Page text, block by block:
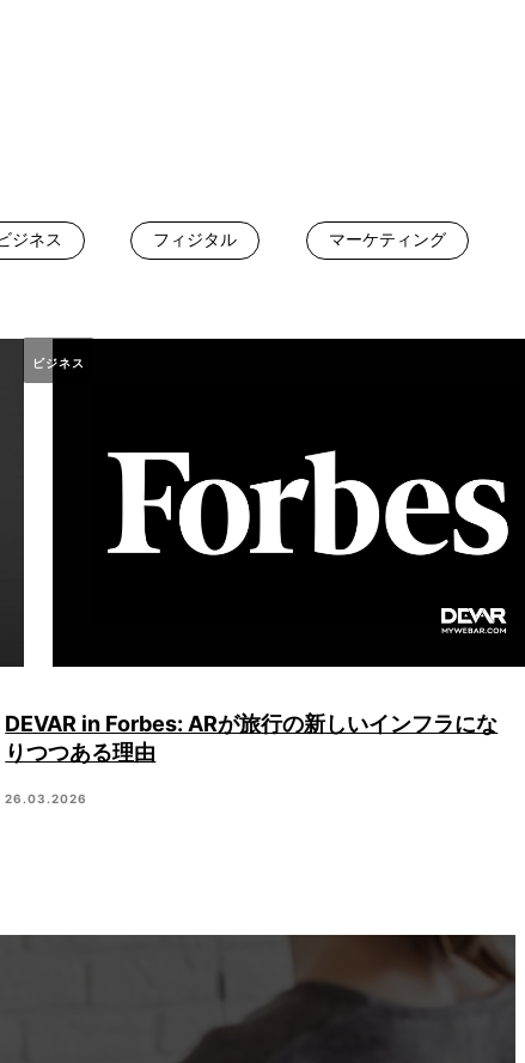
ジネス フィジタル マーケティング
ビジネス
DEVAR in Forbes: ARが旅行の新しいインフラにな
りつつある理由
26.03.2026